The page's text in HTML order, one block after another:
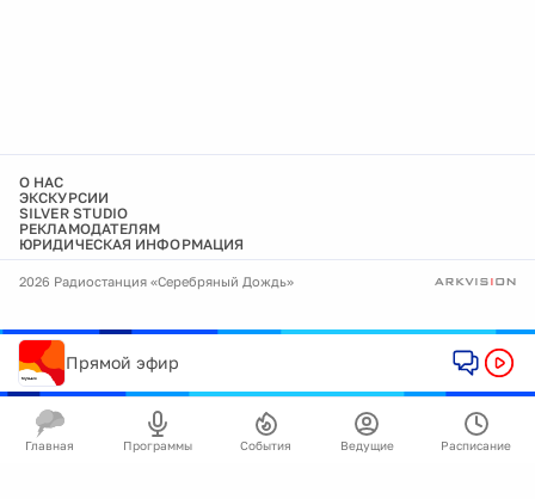
О НАС
ЭКСКУРСИИ
SILVER STUDIO
РЕКЛАМОДАТЕЛЯМ
ЮРИДИЧЕСКАЯ ИНФОРМАЦИЯ
2026 Радиостанция «Серебряный Дождь»
Прямой эфир
Главная Программы События Ведущие Расписание